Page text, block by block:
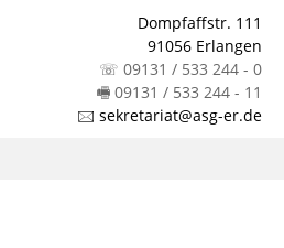
Dompfaffstr. 111
91056 Erlangen
☏ 09131 / 533 244 - 0
🖷 09131 / 533 244 - 11
🖂 sekretariat@asg-er.de